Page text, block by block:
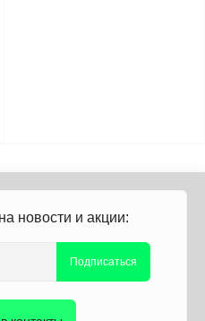
новости и акции:
Подписаться